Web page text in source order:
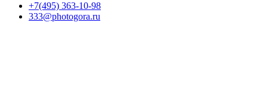
+7(495) 363-10-98
333@photogora.ru